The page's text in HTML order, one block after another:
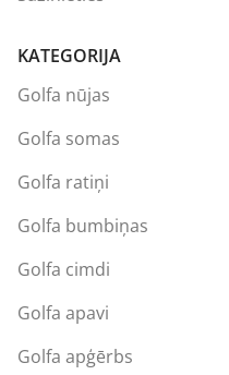
KATEGORIJA
Golfa nūjas
Golfa somas
Golfa ratiņi
Golfa bumbiņas
Golfa cimdi
Golfa apavi
Golfa apģērbs